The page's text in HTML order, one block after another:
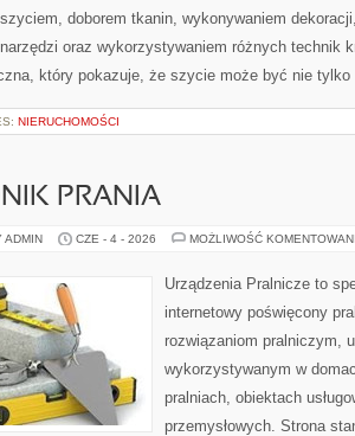
doborem tkanin, wykonywaniem
oraz wykorzystywaniem różnych technik
który pokazuje, że szycie może być nie
NIERUCHOMOŚCI
PRANIA
ADMIN CZE - 4 - 2026 MOŻLIWOŚĆ
Urządzenia Pralnicze to
internetowy poświęcony
rozwiązaniom pralniczym,
wykorzystywanym w
pralniach, obiektach
przemysłowych. Strona